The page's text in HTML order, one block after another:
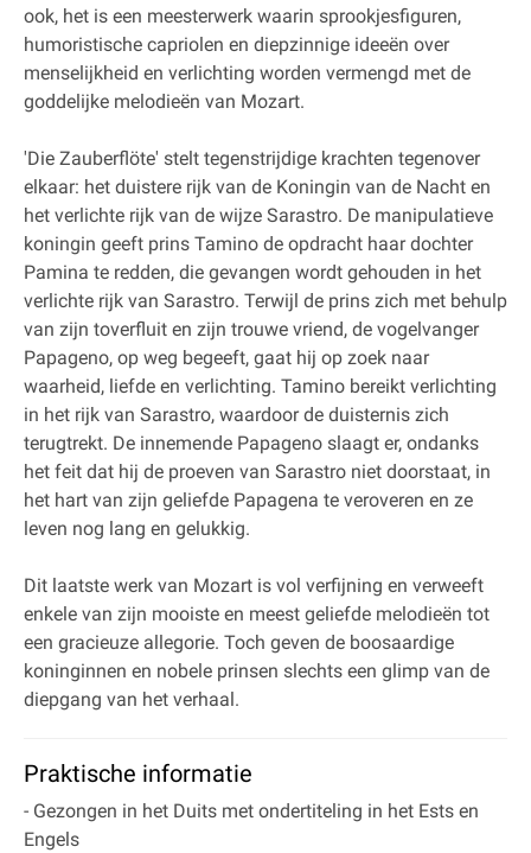
ook, het is een meesterwerk waarin sprookjesfiguren,
humoristische capriolen en diepzinnige ideeën over
menselijkheid en verlichting worden vermengd met de
goddelijke melodieën van Mozart.
'Die Zauberflöte' stelt tegenstrijdige krachten tegenover
elkaar: het duistere rijk van de Koningin van de Nacht en
het verlichte rijk van de wijze Sarastro. De manipulatieve
koningin geeft prins Tamino de opdracht haar dochter
Pamina te redden, die gevangen wordt gehouden in het
verlichte rijk van Sarastro. Terwijl de prins zich met behulp
van zijn toverfluit en zijn trouwe vriend, de vogelvanger
Papageno, op weg begeeft, gaat hij op zoek naar
waarheid, liefde en verlichting. Tamino bereikt verlichting
in het rijk van Sarastro, waardoor de duisternis zich
terugtrekt. De innemende Papageno slaagt er, ondanks
het feit dat hij de proeven van Sarastro niet doorstaat, in
het hart van zijn geliefde Papagena te veroveren en ze
leven nog lang en gelukkig.
Dit laatste werk van Mozart is vol verfijning en verweeft
enkele van zijn mooiste en meest geliefde melodieën tot
een gracieuze allegorie. Toch geven de boosaardige
koninginnen en nobele prinsen slechts een glimp van de
diepgang van het verhaal.
Praktische informatie
- Gezongen in het Duits met ondertiteling in het Ests en
Engels